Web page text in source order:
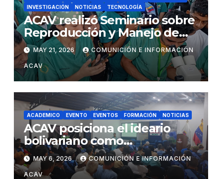
INVESTIGACIÓN
NOTICIAS TECNOLOGÍA
ACAV realizó Seminario sobre
Reproducción y Manejo de
Peces Reofílicos
MAY 21, 2026 COMUNICIÓN E INFORMACIÓN
ACAV
ACADEMICO EVENTO EVENTOS FORMACIÓN NOTICIAS
ACAV posiciona el ideario
bolivariano como
fundamento de la soberanía
agrícola nacional
MAY 6, 2026 COMUNICIÓN E INFORMACIÓN
ACAV